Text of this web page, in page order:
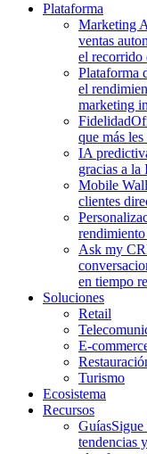
Plataforma
Marketing
ventas
el recorrido
Plataforma
el
marketing
Fidelidad
que más
IA
gracias a
Mobile
clientes
rendimiento
Ask my
en tiempo
Soluciones
Retail
E-
Turismo
Ecosistema
Recursos
GuíasSigue
tendencias